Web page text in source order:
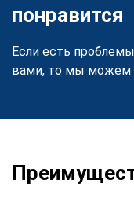
понравится
Если есть
вами, то мы можем